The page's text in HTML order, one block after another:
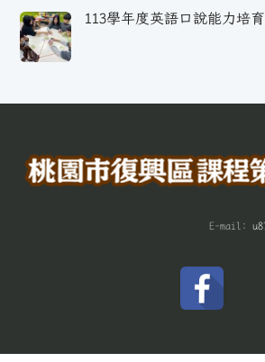
113學年度英語口說能力培
E-mail: